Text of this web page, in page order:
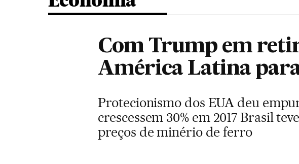
Com Trump em
América Latina
Protecionismo dos EUA deu
crescessem 30% em 2017 Brasil
preços de minério de ferro